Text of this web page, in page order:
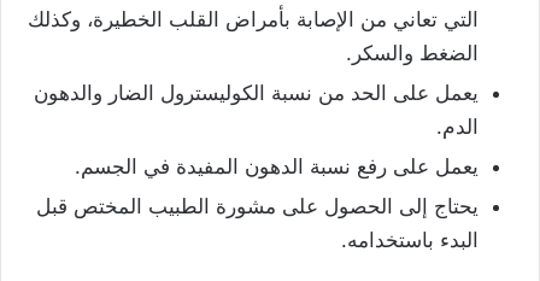
التي تعاني من الإصابة بأمراض القلب الخطيرة، وكذلك
الضغط والسكر.
يعمل على الحد من نسبة الكوليسترول الضار والدهون
الدم.
يعمل على رفع نسبة الدهون المفيدة في الجسم.
يحتاج إلى الحصول على مشورة الطبيب المختص قبل
البدء باستخدامه.